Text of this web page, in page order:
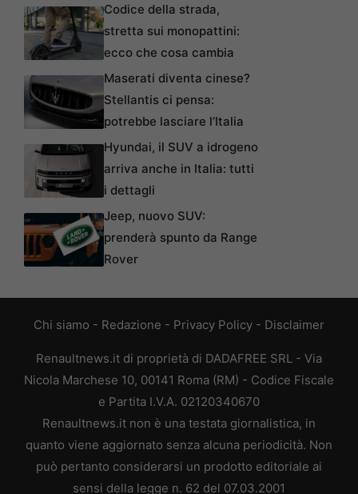
Codice della strada,
stretta sui monopattini:
ecco che cosa cambia
Maserati diventa cinese?
Stellantis ci pensa:
potrebbe lasciare l’Italia
Hyundai, il SUV a idrogeno
arriva anche in Italia: tutti
i dettagli
Jeep, nuovo SUV:
prenderà spunto da Range
Rover
Chi siamo - Redazione - Privacy Policy - Disclaimer
Renaultnews.it di proprietà di DADAFREE SRL - Via
Nicola Marchese 10, 00141 Roma (RM) - Codice Fiscale
e Partita I.V.A. 02120340670
Renaultnews.it non è una testata giornalistica, in
quanto viene aggiornato senza alcuna periodicità. Non
può pertanto considerarsi un prodotto editoriale ai
sensi della legge n. 62 del 07.03.2001